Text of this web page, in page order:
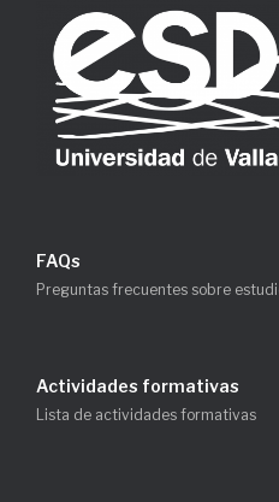
FAQs
Preguntas frecuentes sobre
Actividades formativas
Lista de actividades formativas